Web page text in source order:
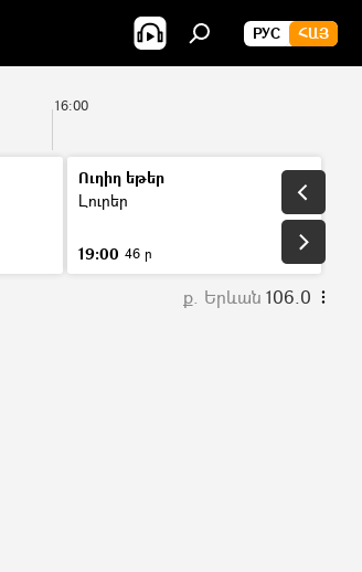
РУС ՀԱՅ
16:00
Ուղիղ եթեր
Լուրեր
19:00 46 ր
ք. Երևան 106.0